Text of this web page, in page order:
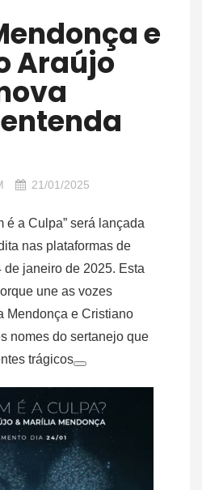
Araújo
21/01/2025
é a Culpa” será lançada
nas plataformas de
janeiro de 2025. Esta
une as vozes
Mendonça e Cristiano
nomes do sertanejo que
trágicos